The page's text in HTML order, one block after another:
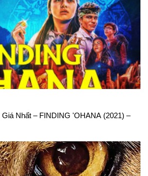
Giá Nhất – FINDING 'OHANA (2021) –